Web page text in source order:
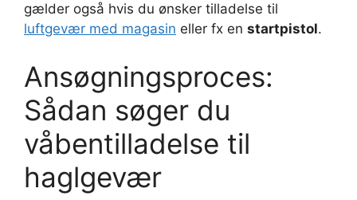
gælder også hvis du ønsker tilladelse til
luftgevær med magasin eller fx en startpistol.
Ansøgningsproces:
Sådan søger du
våbentilladelse til
haglgevær